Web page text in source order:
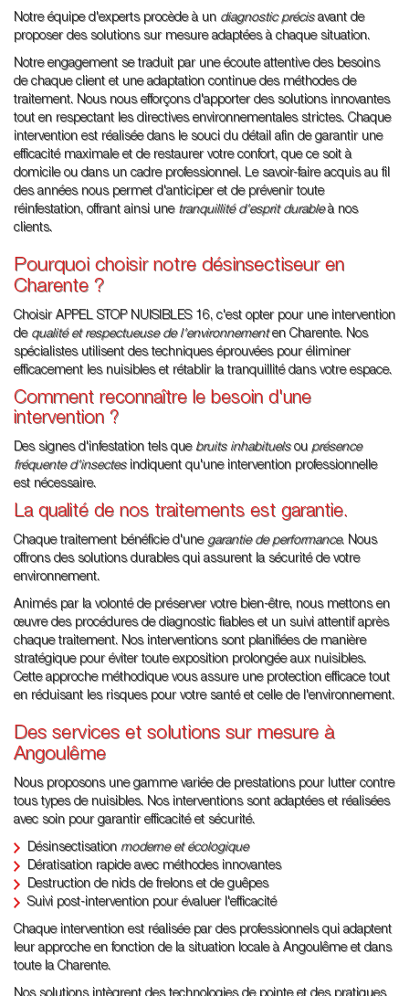
Notre équipe d'experts procède à un diagnostic précisavant de
proposer des solutions sur mesure adaptées à chaque situation.
Notre engagement se traduit par une écoute attentive des besoins
de chaque client et une adaptation continue des méthodes de
traitement. Nous nous efforçons d'apporter des solutions innovantes
tout en respectant les directives environnementales strictes. Chaque
intervention est réalisée dans le souci du détail afin de garantir une
efficacité maximale et de restaurer votre confort, que ce soit à
domicile ou dans un cadre professionnel. Le savoir-faire acquis au fil
des années nous permet d'anticiper et de prévenir toute
réinfestation, offrant ainsi une tranquillité d'esprit durableà nos
clients.
Pourquoi choisir notre désinsectiseur en
Charente ?
Choisir APPEL STOP NUISIBLES 16, c'est opter pour une intervention
de qualité et respectueuse de l'environnementen Charente. Nos
spécialistes utilisent des techniques éprouvées pour éliminer
efficacement les nuisibles et rétablir la tranquillité dans votre espace.
Comment reconnaître le besoin d'une
intervention ?
Des signes d'infestation tels que bruits inhabituelsou présence
fréquente d'insectesindiquent qu'une intervention professionnelle
est nécessaire.
La qualité de nos traitements est garantie.
Chaque traitement bénéficie d'une garantie de performance. Nous
offrons des solutions durables qui assurent la sécurité de votre
environnement.
Animés par la volonté de préserver votre bien-être, nous mettons en
œuvre des procédures de diagnostic fiables et un suivi attentif après
chaque traitement. Nos interventions sont planifiées de manière
stratégique pour éviter toute exposition prolongée aux nuisibles.
Cette approche méthodique vous assure une protection efficace tout
en réduisant les risques pour votre santé et celle de l'environnement.
Des services et solutions sur mesure à
Angoulême
Nous proposons une gamme variée de prestations pour lutter contre
tous types de nuisibles. Nos interventions sont adaptées et réalisées
avec soin pour garantir efficacité et sécurité.
Désinsectisation moderne et écologique
Dératisation rapide avec méthodes innovantes
Destruction de nids de frelons et de guêpes
Suivi post-intervention pour évaluer l'efficacité
Chaque intervention est réalisée par des professionnels qui adaptent
leur approche en fonction de la situation locale à Angoulême et dans
toute la Charente.